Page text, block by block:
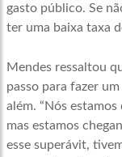
gasto público. Se
ter uma baixa taxa
Mendes ressaltou
passo para fazer
além. “Nós
mas estamos
esse superávit,